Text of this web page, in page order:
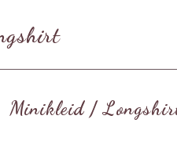
Minikleid /